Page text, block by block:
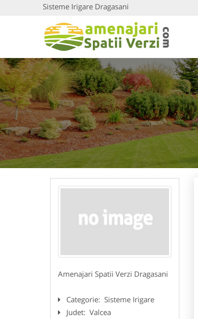
Sisteme Irigare Dragasani
Amenajari Spatii Verzi Dragasani
Categorie: Sisteme Irigare
Judet: Valcea